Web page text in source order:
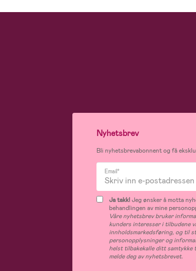
Nyhetsbrev
Bli nyhetsbrevabonnent og få
Email*
Ja takk!Jeg ønsker å motta
behandlingen av mine
Våre nyhetsbrev bruker
kunders interesser i tilbudene
innholdsmarkedsføring, og til
personopplysninger og
helst tilbakekalle ditt samtykke
melde deg av nyhetsbrevet.